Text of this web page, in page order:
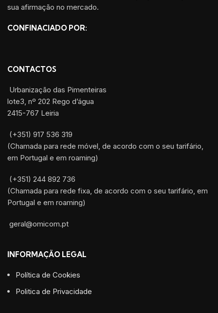
sua afirmação no mercado.
CONFINACIADO POR:
CONTACTOS
Urbanização das Pimenteiras
lote3, nº 202 Rego d’água
2415-767 Leiria
(+351) 917 536 319
(Chamada para rede móvel, de acordo com o seu tarifário,
em Portugal e em roaming)
(+351) 244 892 736
(Chamada para rede fixa, de acordo com o seu tarifário, em
Portugal e em roaming)
geral@omicom.pt
INFORMAÇÃO LEGAL
Política de Cookies
Politica de Privacidade